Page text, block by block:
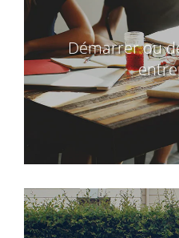
Démarrer ou